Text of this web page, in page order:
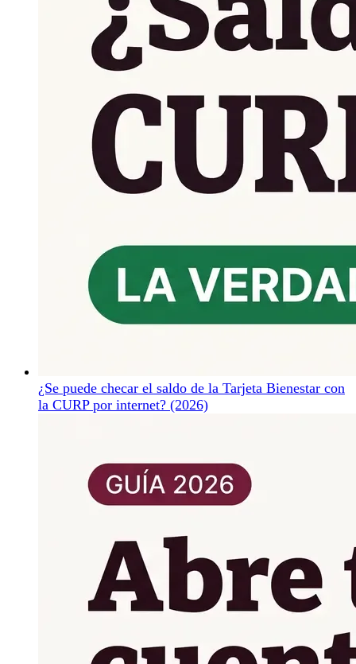
¿Se puede checar el saldo de la Tarjeta Bienestar con
la CURP por internet? (2026)